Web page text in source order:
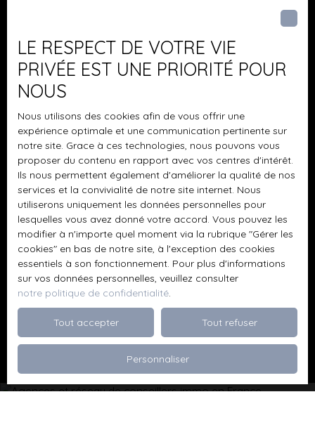
J'accepte le traitement de mes données
personnelles conformément au RGPD. Si vous ne
souhaitez pas faire l'objet de prospection
commerciale par voie téléphonique, vous pouvez
au démarchage téléphonique, prévu par l'article
L223-1 du code de la consommation, sur le site
Internet www.bloctel.gouv.fr ou par courrier
adressé à :
Société Worldline, Service Bloctel, CS 61311, 41013
BLOIS CEDEX.
Pour en savoir plus sur le traitement de vos
données personnelles, veuillez consulter notre
politique de confidentialité.
Recevoir des annonces
LE RESPECT DE VOTRE VIE
PRIVÉE EST UNE PRIORITÉ POUR
NOUS
Nous utilisons des cookies afin de vous offrir une
expérience optimale et une communication pertinente sur
notre site. Grace à ces technologies, nous pouvons vous
proposer du contenu en rapport avec vos centres d'intérêt.
Ils nous permettent également d'améliorer la qualité de nos
services et la convivialité de notre site internet. Nous
utiliserons uniquement les données personnelles pour
lesquelles vous avez donné votre accord. Vous pouvez les
modifier à n'importe quel moment via la rubrique ″Gérer les
cookies″ en bas de notre site, à l'exception des cookies
essentiels à son fonctionnement. Pour plus d'informations
sur vos données personnelles, veuillez consulter
notre politique de confidentialité.
Tout accepter Tout refuser
Personnaliser